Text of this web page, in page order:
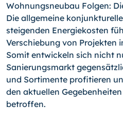
Wohnungsneubau Folgen:
Die allgemeine
steigenden Energiekosten
Verschiebung von Projekten
Somit entwickeln sich nicht
Sanierungsmarkt
und Sortimente profitieren
den aktuellen
betroffen.